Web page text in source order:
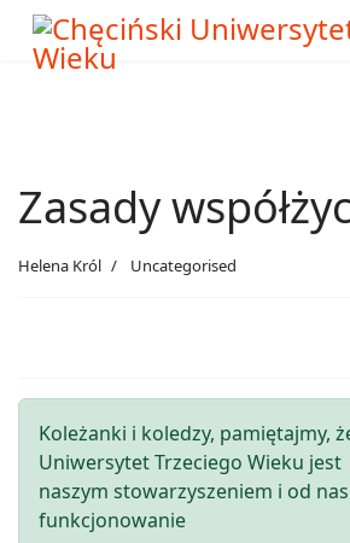
Zasady
Helena Król Uncategorised
Koleżanki i koledzy, pamiętajmy,
Uniwersytet Trzeciego Wieku jest
naszym stowarzyszeniem i od
funkcjonowanie